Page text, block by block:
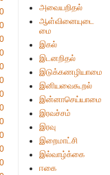
அவையறிதல்
ஆள்வினையுடை
மை
இகல்
இடனறிதல்
இடுக்கணழியாமை
இனியவைகூறல்
இன்னாசெய்யாமை
இரவச்சம்
இரவு
இறைமாட்சி
இல்வாழ்க்கை
ஈகை